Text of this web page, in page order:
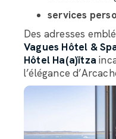
services
Des adresses
Vagues Hôtel &
Hôtel Ha(a)ïtza
l’élégance